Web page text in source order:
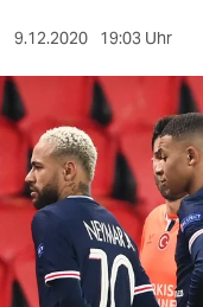
sport
berlin
nord
wahrheit
9.12.2020 19:03 Uhr